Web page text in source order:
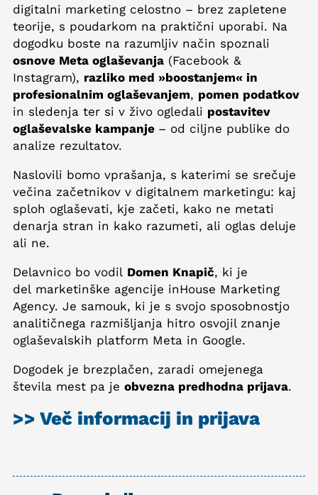
digitalni marketing celostno – brez zapletene
teorije, s poudarkom na praktični uporabi. Na
dogodku boste na razumljiv način spoznali
osnove Meta oglaševanja (Facebook &
Instagram), razliko med »boostanjem« in
profesionalnim oglaševanjem, pomen podatkov
in sledenja ter si v živo ogledali postavitev
oglaševalske kampanje – od ciljne publike do
analize rezultatov.
Naslovili bomo vprašanja, s katerimi se srečuje
večina začetnikov v digitalnem marketingu: kaj
sploh oglaševati, kje začeti, kako ne metati
denarja stran in kako razumeti, ali oglas deluje
ali ne.
Delavnico bo vodil Domen Knapič, ki je
del marketinške agencije inHouse Marketing
Agency. Je samouk, ki je s svojo sposobnostjo
analitičnega razmišljanja hitro osvojil znanje
oglaševalskih platform Meta in Google.
Dogodek je brezplačen, zaradi omejenega
števila mest pa je obvezna predhodna prijava.
>> Več informacij in prijava